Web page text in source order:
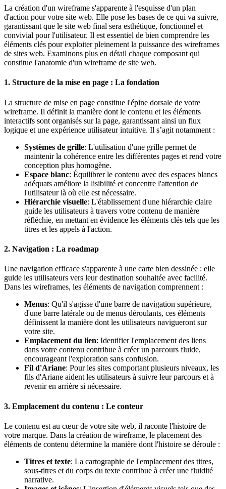
La création d'un wireframe s'apparente à l'esquisse d'un plan
d'action pour votre site web. Elle pose les bases de ce qui va suivre,
garantissant que le site web final sera esthétique, fonctionnel et
convivial pour l'utilisateur. Il est essentiel de bien comprendre les
éléments clés pour exploiter pleinement la puissance des wireframes
de sites web. Examinons plus en détail chaque composant qui
constitue l'anatomie d'un wireframe de site web.
1. Structure de la mise en page : La fondation
La structure de mise en page constitue l'épine dorsale de votre
wireframe. Il définit la manière dont le contenu et les éléments
interactifs sont organisés sur la page, garantissant ainsi un flux
logique et une expérience utilisateur intuitive. Il s’agit notamment :
Systèmes de grille: L'utilisation d'une grille permet de
maintenir la cohérence entre les différentes pages et rend votre
conception plus homogène.
Espace blanc: Équilibrer le contenu avec des espaces blancs
adéquats améliore la lisibilité et concentre l'attention de
l'utilisateur là où elle est nécessaire.
Hiérarchie visuelle: L'établissement d'une hiérarchie claire
guide les utilisateurs à travers votre contenu de manière
réfléchie, en mettant en évidence les éléments clés tels que les
titres et les appels à l'action.
2. Navigation : La roadmap
Une navigation efficace s'apparente à une carte bien dessinée : elle
guide les utilisateurs vers leur destination souhaitée avec facilité.
Dans les wireframes, les éléments de navigation comprennent :
Menus: Qu'il s'agisse d'une barre de navigation supérieure,
d'une barre latérale ou de menus déroulants, ces éléments
définissent la manière dont les utilisateurs navigueront sur
votre site.
Emplacement du lien: Identifier l'emplacement des liens
dans votre contenu contribue à créer un parcours fluide,
encourageant l'exploration sans confusion.
Fil d'Ariane: Pour les sites comportant plusieurs niveaux, les
fils d'Ariane aident les utilisateurs à suivre leur parcours et à
revenir en arrière si nécessaire.
3. Emplacement du contenu : Le conteur
Le contenu est au cœur de votre site web, il raconte l'histoire de
votre marque. Dans la création de wireframe, le placement des
éléments de contenu détermine la manière dont l'histoire se déroule :
Titres et texte: La cartographie de l'emplacement des titres,
sous-titres et du corps du texte contribue à créer une fluidité
narrative.